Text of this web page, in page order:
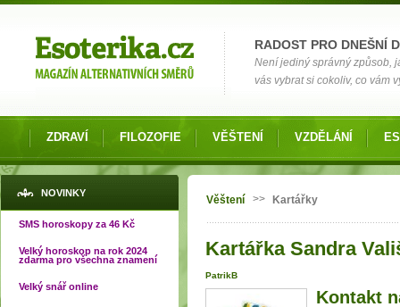
RADOST PRO DNEŠNÍ
Není jediný správný způsob,
vás vybrat si cokoliv, co vám
ZDRAVÍ FILOZOFIE VĚŠTENÍ VZDĚLÁNÍ
NOVINKY
SMS horoskopy za 46 Kč
Velký horoskop na rok 2024
zdarma pro všechna znamení
Velký snář online
Jste zde
Věštení >> Kartářky
Kartářka Sandra
PatrikB
Kontakt